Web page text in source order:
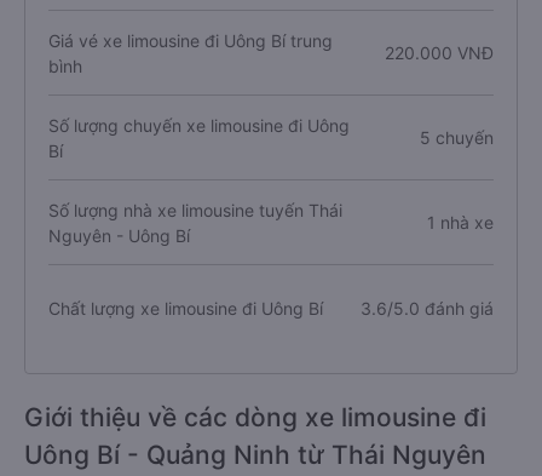
Giá vé xe limousine đi Uông Bí trung
bình
220.000 VNĐ
Số lượng chuyến xe limousine đi Uông
Bí
5 chuyến
Số lượng nhà xe limousine tuyến Thái
Nguyên - Uông Bí
1 nhà xe
Chất lượng xe limousine đi Uông Bí 3.6/5.0 đánh giá
Giới thiệu về các dòng xe limousine đi
Uông Bí - Quảng Ninh từ Thái Nguyên